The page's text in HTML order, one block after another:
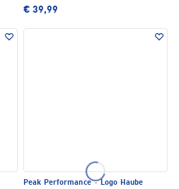
€ 39,99
Peak Performance·Logo Haube